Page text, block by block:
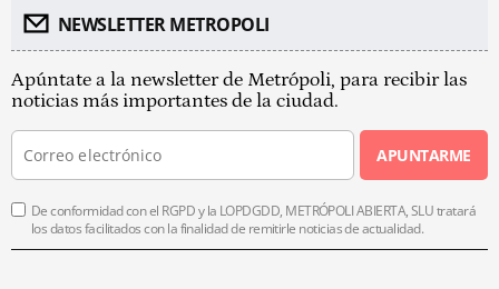
NEWSLETTER METROPOLI
Apúntate a la newsletter de Metrópoli, para recibir las
noticias más importantes de la ciudad.
APUNTARME
De conformidad con el RGPD y la LOPDGDD, METRÓPOLI ABIERTA, SLU tratará
los datos facilitados con la finalidad de remitirle noticias de actualidad.